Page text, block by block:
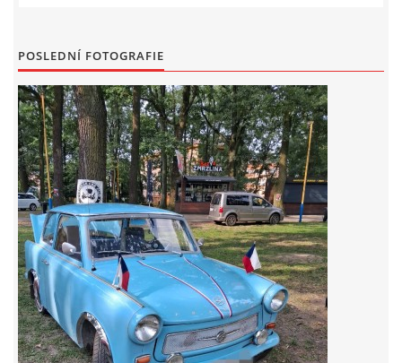
Vývozy a osvědčení
Benzín - Čas bioblaženosti přichází
Moderní nafta
Stanovy Old Fiat Clubu, z. s.
GDPR
POSLEDNÍ FOTOGRAFIE